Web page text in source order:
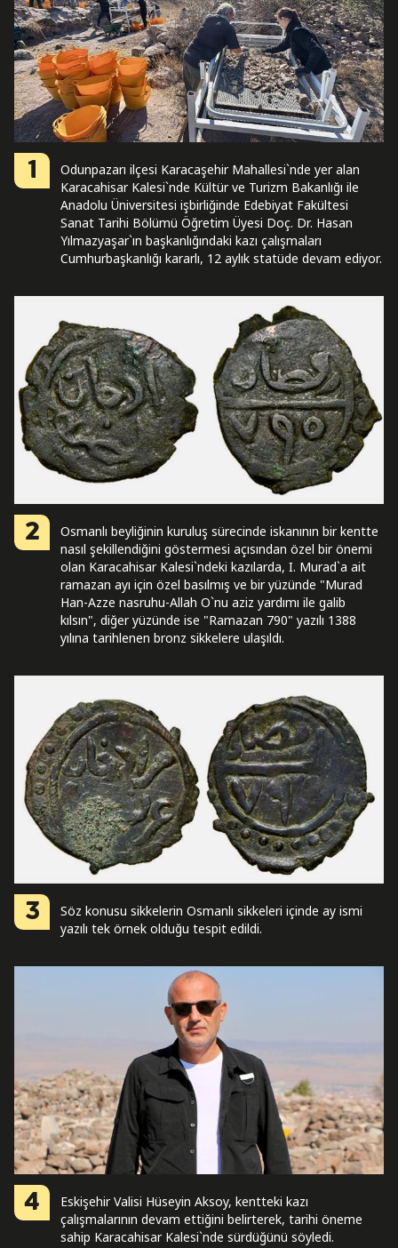
1
Odunpazarı ilçesi Karacaşehir Mahallesi`nde yer alan
Karacahisar Kalesi`nde Kültür ve Turizm Bakanlığı ile
Anadolu Üniversitesi işbirliğinde Edebiyat Fakültesi
Sanat Tarihi Bölümü Öğretim Üyesi Doç. Dr. Hasan
Yılmazyaşar`ın başkanlığındaki kazı çalışmaları
Cumhurbaşkanlığı kararlı, 12 aylık statüde devam ediyor.
2
Osmanlı beyliğinin kuruluş sürecinde iskanının bir kentte
nasıl şekillendiğini göstermesi açısından özel bir önemi
olan Karacahisar Kalesi`ndeki kazılarda, I. Murad`a ait
ramazan ayı için özel basılmış ve bir yüzünde "Murad
Han-Azze nasruhu-Allah O`nu aziz yardımı ile galib
kılsın", diğer yüzünde ise "Ramazan 790" yazılı 1388
yılına tarihlenen bronz sikkelere ulaşıldı.
3
Söz konusu sikkelerin Osmanlı sikkeleri içinde ay ismi
yazılı tek örnek olduğu tespit edildi.
4
Eskişehir Valisi Hüseyin Aksoy, kentteki kazı
çalışmalarının devam ettiğini belirterek, tarihi öneme
sahip Karacahisar Kalesi`nde sürdüğünü söyledi.